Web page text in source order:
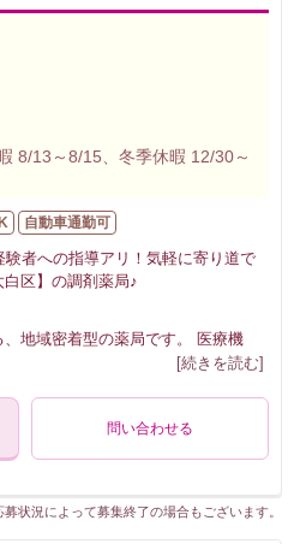
8/13～8/15、冬季休暇 12/30～
自動車通勤可
者への指導アリ！気軽に寄り道で
区】の調剤薬局♪
地域密着型の薬局です。 医療機
[続きを読む]
問い合わせる
状況によって募集終了の場合もございます。